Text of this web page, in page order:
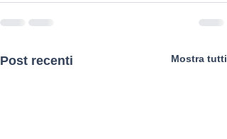
Post recenti Mostra tutti